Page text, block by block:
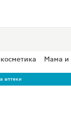
Мама и
аптеки